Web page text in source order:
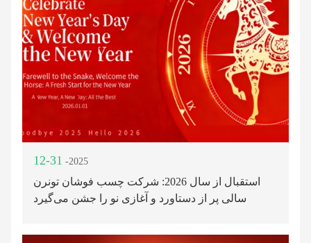
12-31 -2025
استقبال از سال 2026: شرکت چسب فوشان تونرن
سالی پر از دستاورد و آغازی نو را جشن می‌گیرد